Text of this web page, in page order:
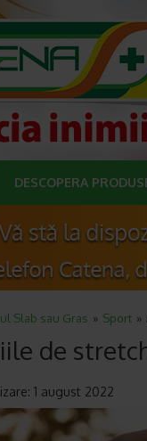
DESCOPERA
Slab sau Gras Sport
de
1 august 2022